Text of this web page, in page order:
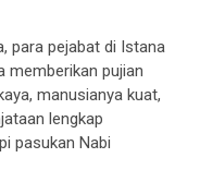
para pejabat di Istana
memberikan pujian
manusianya kuat,
lengkap
pasukan Nabi